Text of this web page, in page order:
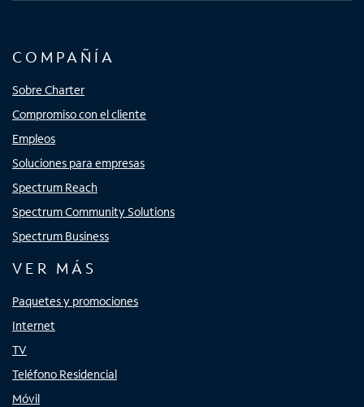
COMPAÑÍA
Sobre Charter
Compromiso con el cliente
Empleos
Soluciones para empresas
Spectrum Reach
Spectrum Community Solutions
Spectrum Business
VER MÁS
Paquetes y promociones
Internet
TV
Teléfono Residencial
Móvil